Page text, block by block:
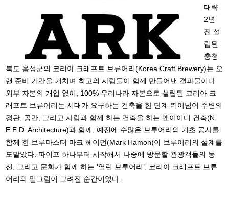
대략
2년
전 설
립된
충청
북도 음성군의 코리아 크래프트 브류어리(Korea Craft Brewery)는 오
랜 준비 기간을 거치며 최고의 사람들이 함께 만들어낸 결과물이다.
외부 자본의 개입 없이, 100% 우리나라 자본으로 설립된 코리아 크
래프트 브류어리는 시대가 요구하는 건축을 한 단계 뛰어넘어 주변의
경관, 공간, 그리고 사람과 함께 하는 건축을 하는 엔이이디 건축(N.
E.E.D. Architecture)과 함께, 예전에 수많은 브루어리의 기초 공사를
함께 한 브루마스터 마크 헤이먼(Mark Hamon)이 브루어리의 설계를
도맡았다. 파이프 하나부터 시작해서 나중에 방문할 관광객들의 동
선, 그리고 문화가 함께 하는 ‘열린 브루어리’, 코리아 크래프트 브류
어리의 밑그림이 그려진 순간이었다.